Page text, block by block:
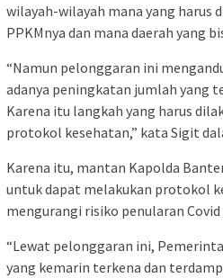
wilayah-wilayah mana yang harus
PPKMnya dan mana daerah yang
“Namun pelonggaran ini
adanya peningkatan jumlah yang
Karena itu langkah yang harus
protokol kesehatan,” kata Sigit
Karena itu, mantan Kapolda
untuk dapat melakukan protokol
mengurangi risiko penularan Covid
“Lewat pelonggaran ini,
yang kemarin terkena dan